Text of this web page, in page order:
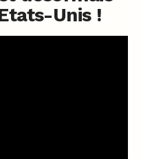
Unis !